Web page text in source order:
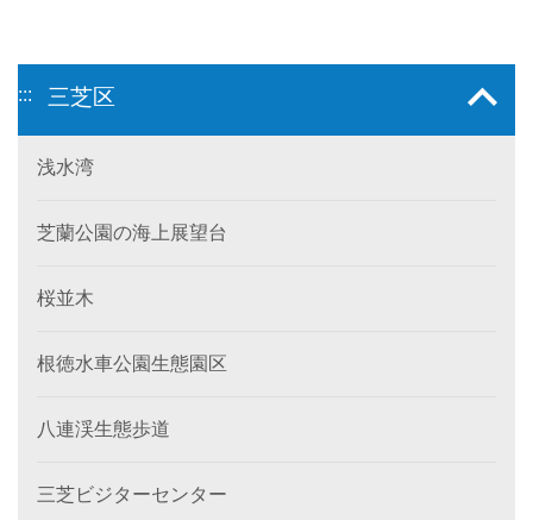
::: 三芝区
浅水湾
芝蘭公園の海上展望台
桜並木
根徳水車公園生態園区
八連渓生態歩道
三芝ビジターセンター